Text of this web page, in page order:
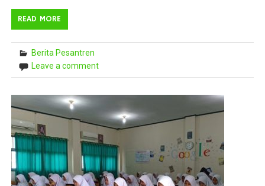
READ MORE
Berita Pesantren
Leave a comment